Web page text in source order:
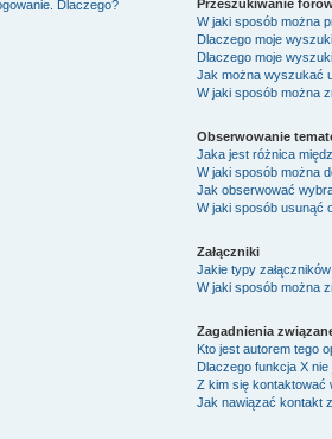
Dlaczego?
Przeszukiwanie
W jaki sposób można
Dlaczego moje
Dlaczego moje
Jak można wyszukać
W jaki sposób można
Obserwowanie
Jaka jest różnica
W jaki sposób można
Jak obserwować
W jaki sposób usunąć
Załączniki
Jakie typy
W jaki sposób można
Zagadnienia
Kto jest autorem tego
Dlaczego funkcja X
Z kim się kontaktować
Jak nawiązać kontakt